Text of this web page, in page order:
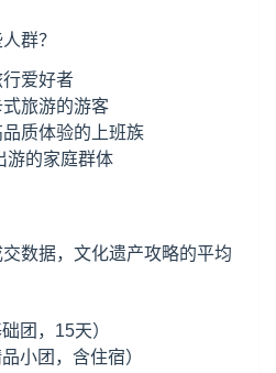
群？
爱好者
旅游的游客
质体验的上班族
游的家庭群体
数据，文化遗产攻略的平均
团，15天）
小团，含住宿）